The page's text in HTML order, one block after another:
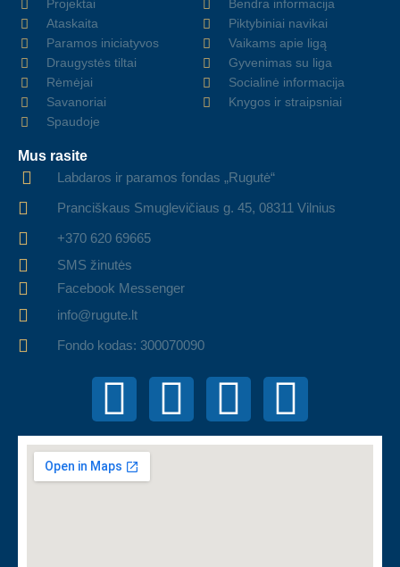
Projektai
Ataskaita
Paramos iniciatyvos
Draugystės tiltai
Rėmėjai
Savanoriai
Spaudoje
Bendra informacija
Piktybiniai navikai
Vaikams apie ligą
Gyvenimas su liga
Socialinė informacija
Knygos ir straipsniai
Mus rasite
Labdaros ir paramos fondas „Rugutė“
Pranciškaus Smuglevičiaus g. 45, 08311 Vilnius
+370 620 69665
SMS žinutės
Facebook Messenger
info@rugute.lt
Fondo kodas: 300070090